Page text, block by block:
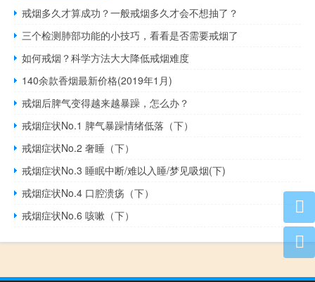
戒烟多久才算成功？一般戒烟多久才会不想抽了？
三个检测肺部功能的小技巧，看看是否需要戒烟了
如何戒烟？科学方法大大降低戒烟难度
140余款香烟最新价格(2019年1月)
戒烟后脾气变得越来越暴躁，怎么办？
戒烟症状No.1 脾气暴躁情绪低落（下）
戒烟症状No.2 奢睡（下）
戒烟症状No.3 睡眠中断/难以入睡/梦见吸烟(下)
戒烟症状No.4 口腔溃疡（下）
戒烟症状No.6 咳嗽（下）